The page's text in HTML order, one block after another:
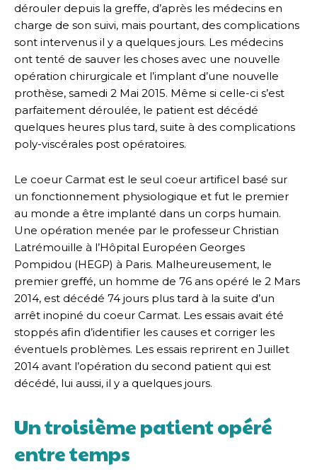
dérouler depuis la greffe, d’après les médecins en
charge de son suivi, mais pourtant, des complications
sont intervenus il y a quelques jours. Les médecins
ont tenté de sauver les choses avec une nouvelle
opération chirurgicale et l’implant d’une nouvelle
prothèse, samedi 2 Mai 2015. Même si celle-ci s’est
parfaitement déroulée, le patient est décédé
quelques heures plus tard, suite à des complications
poly-viscérales post opératoires.
Le coeur Carmat est le seul coeur artificel basé sur
un fonctionnement physiologique et fut le premier
au monde a être implanté dans un corps humain.
Une opération menée par le professeur Christian
Latrémouille à l’Hôpital Européen Georges
Pompidou (HEGP) à Paris. Malheureusement, le
premier greffé, un homme de 76 ans opéré le 2 Mars
2014, est décédé 74 jours plus tard à la suite d’un
arrêt inopiné du coeur Carmat. Les essais avait été
stoppés afin d’identifier les causes et corriger les
éventuels problèmes. Les essais reprirent en Juillet
2014 avant l’opération du second patient qui est
décédé, lui aussi, il y a quelques jours.
Un troisième patient opéré
entre temps